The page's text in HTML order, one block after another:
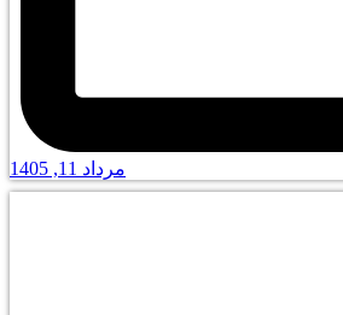
مرداد 11, 1405